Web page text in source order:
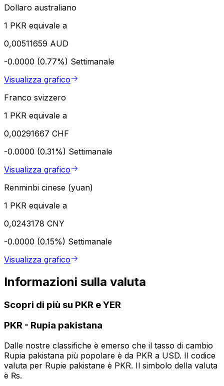
Dollaro australiano
1 PKR equivale a
0,00511659 AUD
-0.0000 (0.77%) Settimanale
Visualizza grafico
Franco svizzero
1 PKR equivale a
0,00291667 CHF
-0.0000 (0.31%) Settimanale
Visualizza grafico
Renminbi cinese (yuan)
1 PKR equivale a
0,0243178 CNY
-0.0000 (0.15%) Settimanale
Visualizza grafico
Informazioni sulla valuta
Scopri di più su PKR e YER
PKR - Rupia pakistana
Dalle nostre classifiche è emerso che il tasso di cambio
Rupia pakistana più popolare è da PKR a USD. Il codice
valuta per Rupie pakistane è PKR. Il simbolo della valuta
è ₨.